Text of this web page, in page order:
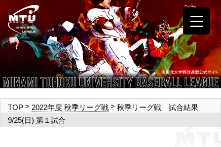
TOP > 2022年度 秋季リーグ戦 > 秋季リーグ戦 試合結果
9/25(日) 第１試合